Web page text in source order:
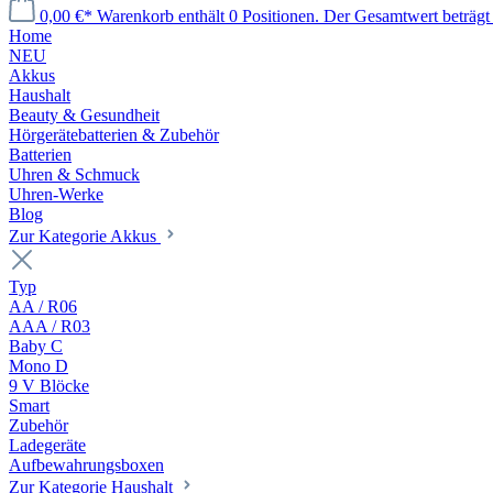
0,00 €* Warenkorb enthält 0 Positionen. Der Gesamtwert
Home
NEU
Akkus
Haushalt
Beauty & Gesundheit
Hörgerätebatterien & Zubehör
Batterien
Uhren & Schmuck
Uhren-Werke
Blog
Zur Kategorie Akkus
Typ
AA / R06
AAA / R03
Baby C
Mono D
9 V Blöcke
Smart
Zubehör
Ladegeräte
Aufbewahrungsboxen
Zur Kategorie Haushalt